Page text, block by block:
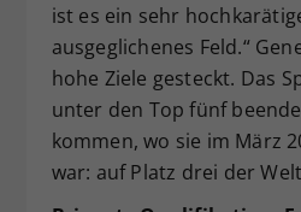
ist es ein sehr
ausgeglichenes Feld.“
hohe Ziele gesteckt. Das
unter den Top fünf
kommen, wo sie im März
war: auf Platz drei der